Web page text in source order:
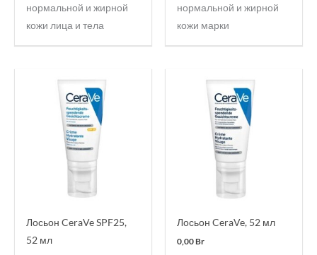
нормальной и жирной
кожи лица и тела
нормальной и жирной
кожи марки
Лосьон CeraVe SPF25,
52 мл
Лосьон CeraVe, 52 мл
0,00Br